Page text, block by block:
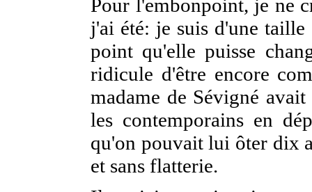
Pour l'embonpoint, je ne
j'ai été: je suis d'une
point qu'elle puisse
ridicule d'être encore
madame de Sévigné
les contemporains en
qu'on pouvait lui ôter dix
et sans flatterie.